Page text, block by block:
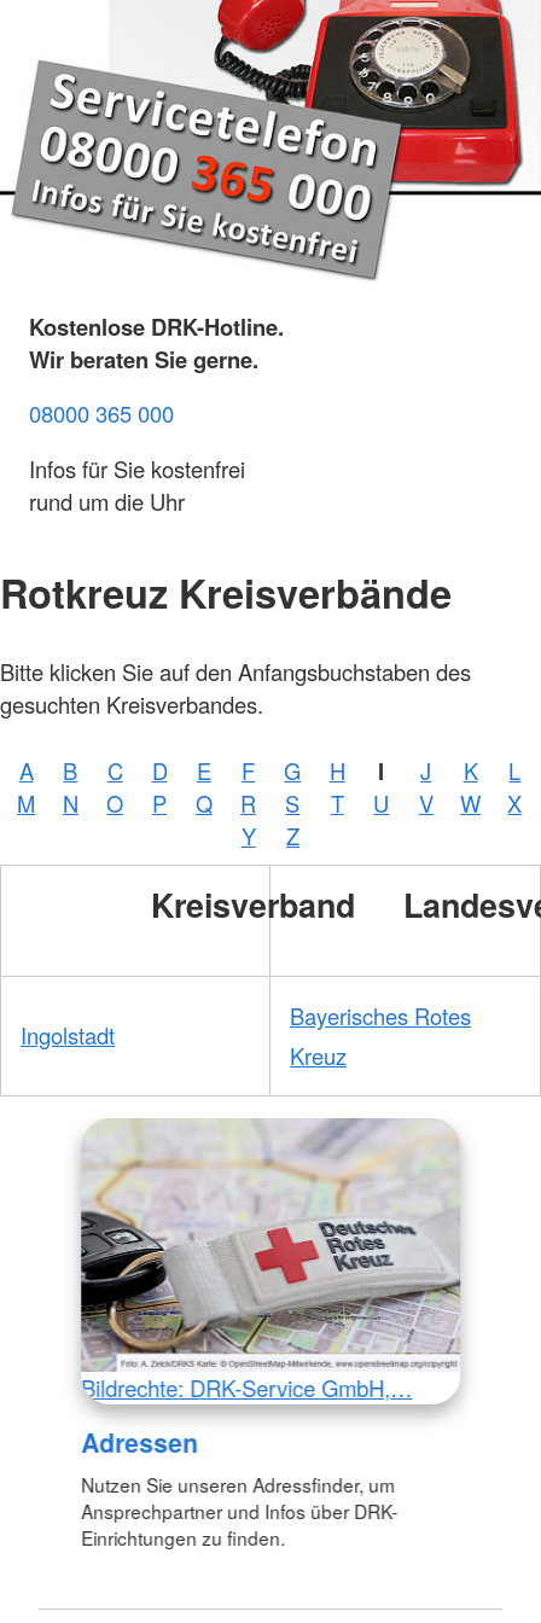
Kostenlose DRK-Hotline.
Wir beraten Sie gerne.
08000 365 000
Infos für Sie kostenfrei
rund um die Uhr
Rotkreuz Kreisverbände
Bitte klicken Sie auf den Anfangsbuchstaben des
gesuchten Kreisverbandes.
A B C D E F G H I J K
L
M
N O P Q R S T U V W
X
Y
Z
Kreisverband
Ingolstadt
Bayerisches Rotes
Kreuz
Bildrechte: DRK-Service GmbH,…
Adressen
Nutzen Sie unseren Adressfinder, um
Ansprechpartner und Infos über DRK-
Einrichtungen zu finden.